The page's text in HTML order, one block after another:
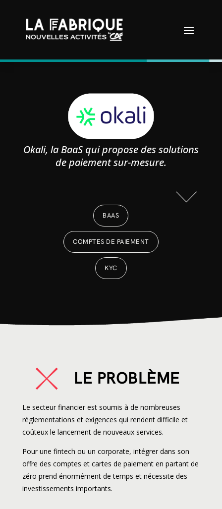
Okali, la BaaS qui propose des solutions
de paiement sur-mesure.
BAAS
COMPTES DE PAIEMENT
KYC
LE PROBLÈME
Le secteur financier est soumis à de nombreuses
réglementations et exigences qui rendent difficile et
coûteux le lancement de nouveaux services.
Pour une fintech ou un corporate, intégrer dans son
offre des comptes et cartes de paiement en partant de
zéro prend énormément de temps et nécessite des
investissements importants.